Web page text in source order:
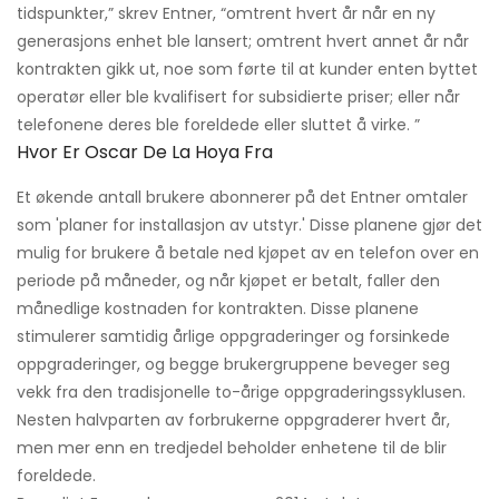
tidspunkter,” skrev Entner, “omtrent hvert år når en ny
generasjons enhet ble lansert; omtrent hvert annet år når
kontrakten gikk ut, noe som førte til at kunder enten byttet
operatør eller ble kvalifisert for subsidierte priser; eller når
telefonene deres ble foreldede eller sluttet å virke. ”
Hvor Er Oscar De La Hoya Fra
Et økende antall brukere abonnerer på det Entner omtaler
som 'planer for installasjon av utstyr.' Disse planene gjør det
mulig for brukere å betale ned kjøpet av en telefon over en
periode på måneder, og når kjøpet er betalt, faller den
månedlige kostnaden for kontrakten. Disse planene
stimulerer samtidig årlige oppgraderinger og forsinkede
oppgraderinger, og begge brukergruppene beveger seg
vekk fra den tradisjonelle to-årige oppgraderingssyklusen.
Nesten halvparten av forbrukerne oppgraderer hvert år,
men mer enn en tredjedel beholder enhetene til de blir
foreldede.